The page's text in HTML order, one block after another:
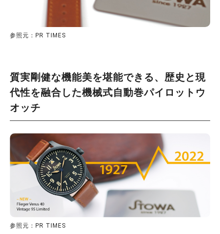
参照元：PR TIMES
質実剛健な機能美を堪能できる、歴史と現
代性を融合した機械式自動巻パイロットウ
オッチ
参照元：PR TIMES